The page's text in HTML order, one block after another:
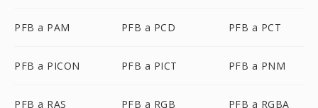
PFB a PAM PFB a PCD PFB a PCT
PFB a PICON PFB a PICT PFB a PNM
PFB a RAS PFB a RGB PFB a RGBA